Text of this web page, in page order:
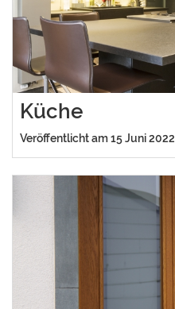
Küche
Veröffentlicht am 15 Juni 2022